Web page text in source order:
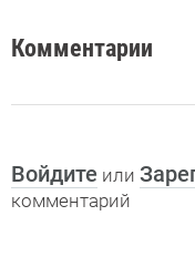
Комментарии
Войдите или
комментарий